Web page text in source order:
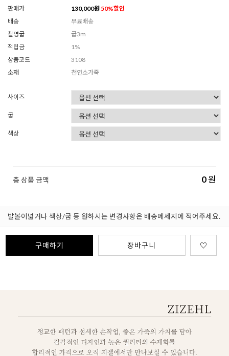
판매가
130,000원 50%할인
배송
무료배송
촬영굽
굽3m
적립금
1%
상품코드
3108
소재
천연소가죽
사이즈
굽
색상
총 상품 금액 0원
발볼이넓거나 색상/굽 등 원하시는 변경사항은 배송메세지에 적어주세요.
구매하기 장바구니 ♡